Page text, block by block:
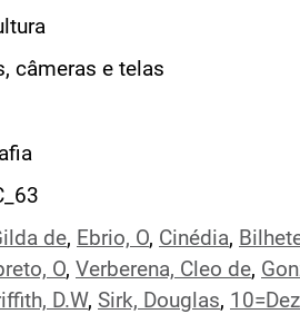
câmeras e telas
de, Ebrio, O, Cinédia,
O, Verberena, Cleo de,
D.W, Sirk, Douglas,